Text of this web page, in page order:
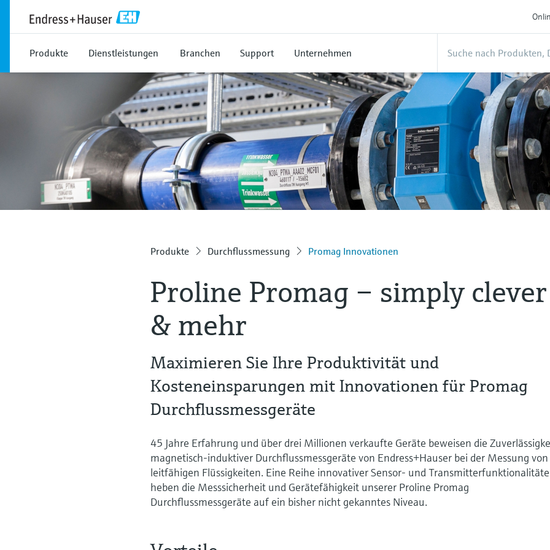
Produkte Dienstleistungen Branchen Support Unternehmen
Produkte Durchflussmessung Promag Innovationen
Proline Promag – simply clever
& mehr
Maximieren Sie Ihre Produktivität und
Kosteneinsparungen mit Innovationen für Promag
Durchflussmessgeräte
45 Jahre Erfahrung und über drei Millionen verkaufte Geräte beweisen die
magnetisch-induktiver Durchflussmessgeräte von Endress+Hauser bei der Messung von
leitfähigen Flüssigkeiten. Eine Reihe innovativer Sensor- und
heben die Messsicherheit und Gerätefähigkeit unserer Proline Promag
Durchflussmessgeräte auf ein bisher nicht gekanntes Niveau.